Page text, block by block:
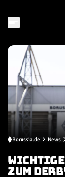
Borussia.de News
ZUM